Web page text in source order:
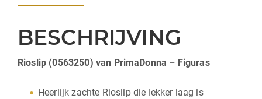
BESCHRIJVING
Rioslip (0563250) van PrimaDonna – Figuras
Heerlijk zachte Rioslip die lekker laag is